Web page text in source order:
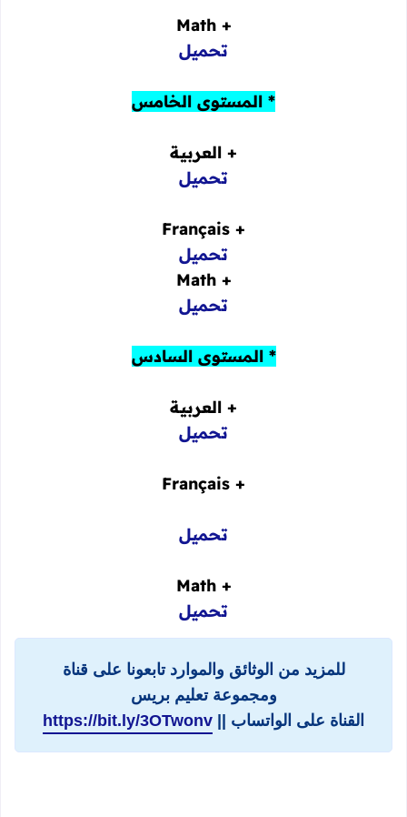
+ Math
تحميل
* المستوى الخامس
+ العربية
تحميل
+ Français
تحميل
+ Math
تحميل
* المستوى السادس
+ العربية
تحميل
+ Français
تحميل
+ Math
تحميل
للمزيد من الوثائق والموارد تابعونا على قناة
ومجموعة تعليم بريس
القناة على الواتساب || https://bit.ly/3OTwonv